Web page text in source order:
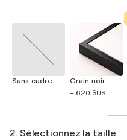
Sans cadre
Grain noir
+ 620 $US
2. Sélectionnez la taille